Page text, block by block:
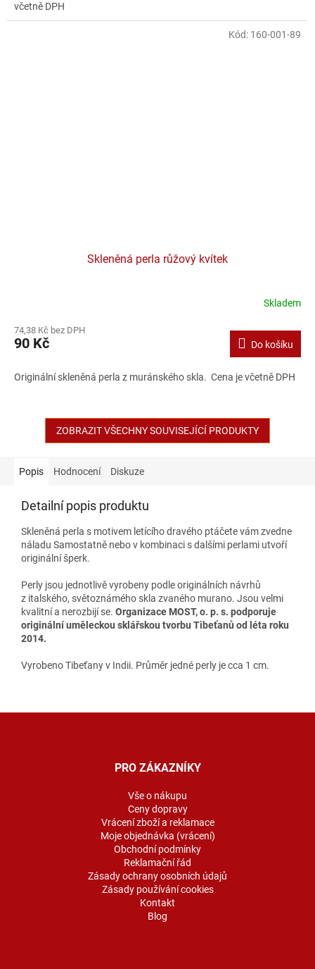
včetně DPH
Skleněná perla růžový kvítek
Skladem
74,38 Kč bez DPH
90 Kč Do košíku
Originální skleněná perla z muránského skla. Cena je včetně DPH
Kód: 160-001-89
ZOBRAZIT VŠECHNY SOUVISEJÍCÍ PRODUKTY
Popis Hodnocení Diskuze
Detailní popis produktu
Skleněná perla s motivem letícího dravého ptáčete vám zvedne
náladu Samostatně nebo v kombinaci s dalšími perlami utvoří
originální šperk.
Perly jsou jednotlivě vyrobeny podle originálních návrhů
z italského, světoznámého skla zvaného murano. Jsou velmi
kvalitní a nerozbijí se. Organizace MOST, o. p. s. podporuje
originální uměleckou sklářskou tvorbu Tibeťanů od léta roku
2014.
Vyrobeno Tibeťany v Indii. Průměr jedné perly je cca 1 cm.
PRO ZÁKAZNÍKY
Vše o nákupu
Ceny dopravy
Vrácení zboží a reklamace
Moje objednávka (vrácení)
Obchodní podmínky
Reklamační řád
Zásady ochrany osobních údajů
Zásady používání cookies
Kontakt
Blog